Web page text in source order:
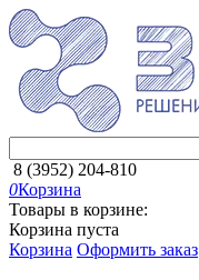
8 (3952) 204-810
0Корзина
Товары в корзине:
Корзина пуста
Корзина Оформить заказ